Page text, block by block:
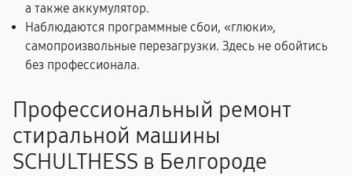
а также аккумулятор.
Наблюдаются программные сбои, «глюки»,
самопроизвольные перезагрузки. Здесь не обойтись
без профессионала.
Профессиональный ремонт
стиральной машины
SCHULTHESS в Белгороде